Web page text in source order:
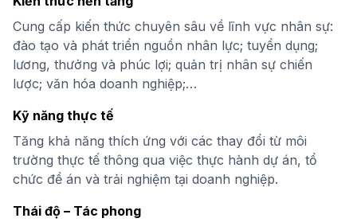
Cung cấp kiến thức chuyên sâu về lĩnh vực nhân sự:
đào tạo và phát triển nguồn nhân lực; tuyển dụng;
lương, thưởng và phúc lợi; quản trị nhân sự chiến
lược; văn hóa doanh nghiệp;…
Kỹ năng thực tế
Tăng khả năng thích ứng với các thay đổi từ môi
trường thực tế thông qua việc thực hành dự án, tổ
chức đề án và trải nghiệm tại doanh nghiệp.
Thái độ – Tác phong